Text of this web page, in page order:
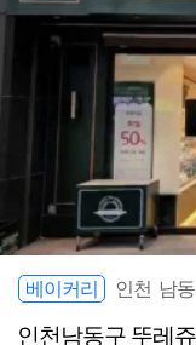
베이커리 인천 남
인천남동구 뚜레